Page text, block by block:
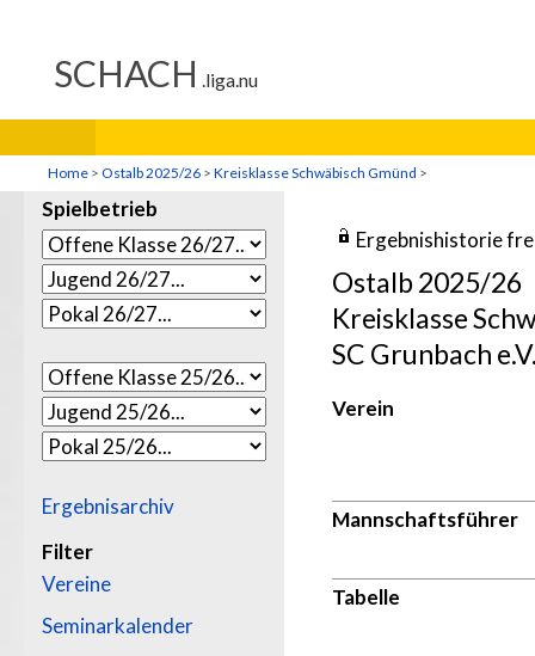
Home > Ostalb 2025/26 > Kreisklasse Schwäbisch Gmünd >
Spielbetrieb
Ergebnisarchiv
Filter
Vereine
Seminarkalender
Ergebnishistorie
Ostalb 2025/26
Kreisklasse
SC Grunbach
Verein
Mannschaftsführer
Tabelle